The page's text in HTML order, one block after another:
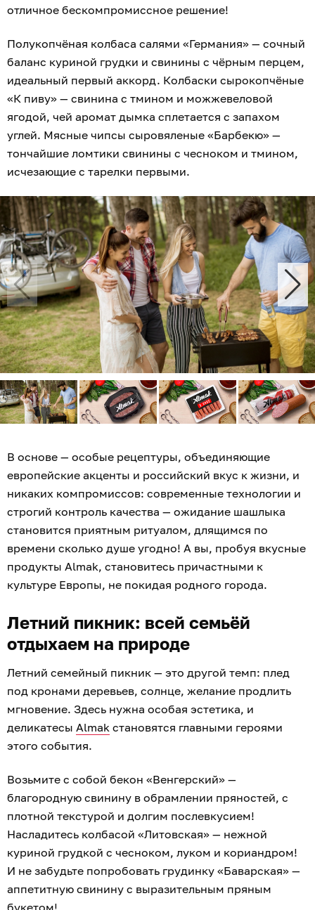
отличное бескомпромиссное решение!
Полукопчёная колбаса салями «Германия» — сочный
баланс куриной грудки и свинины с чёрным перцем,
идеальный первый аккорд. Колбаски сырокопчёные
«К пиву» — свинина с тмином и можжевеловой
ягодой, чей аромат дымка сплетается с запахом
углей. Мясные чипсы сыровяленые «Барбекю» —
тончайшие ломтики свинины с чесноком и тмином,
исчезающие с тарелки первыми.
В основе — особые рецептуры, объединяющие
европейские акценты и российский вкус к жизни, и
никаких компромиссов: современные технологии и
строгий контроль качества — ожидание шашлыка
становится приятным ритуалом, длящимся по
времени сколько душе угодно! А вы, пробуя вкусные
продукты Almak, становитесь причастными к
культуре Европы, не покидая родного города.
Летний пикник: всей семьёй
отдыхаем на природе
Летний семейный пикник — это другой темп: плед
под кронами деревьев, солнце, желание продлить
мгновение. Здесь нужна особая эстетика, и
деликатесы Almak становятся главными героями
этого события.
Возьмите с собой бекон «Венгерский» —
благородную свинину в обрамлении пряностей, с
плотной текстурой и долгим послевкусием!
Насладитесь колбасой «Литовская» — нежной
куриной грудкой с чесноком, луком и кориандром!
И не забудьте попробовать грудинку «Баварская» —
аппетитную свинину с выразительным пряным